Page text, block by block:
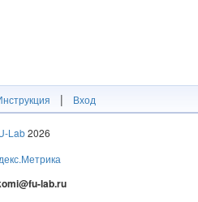
| Вход
Lab2026
lab.ru